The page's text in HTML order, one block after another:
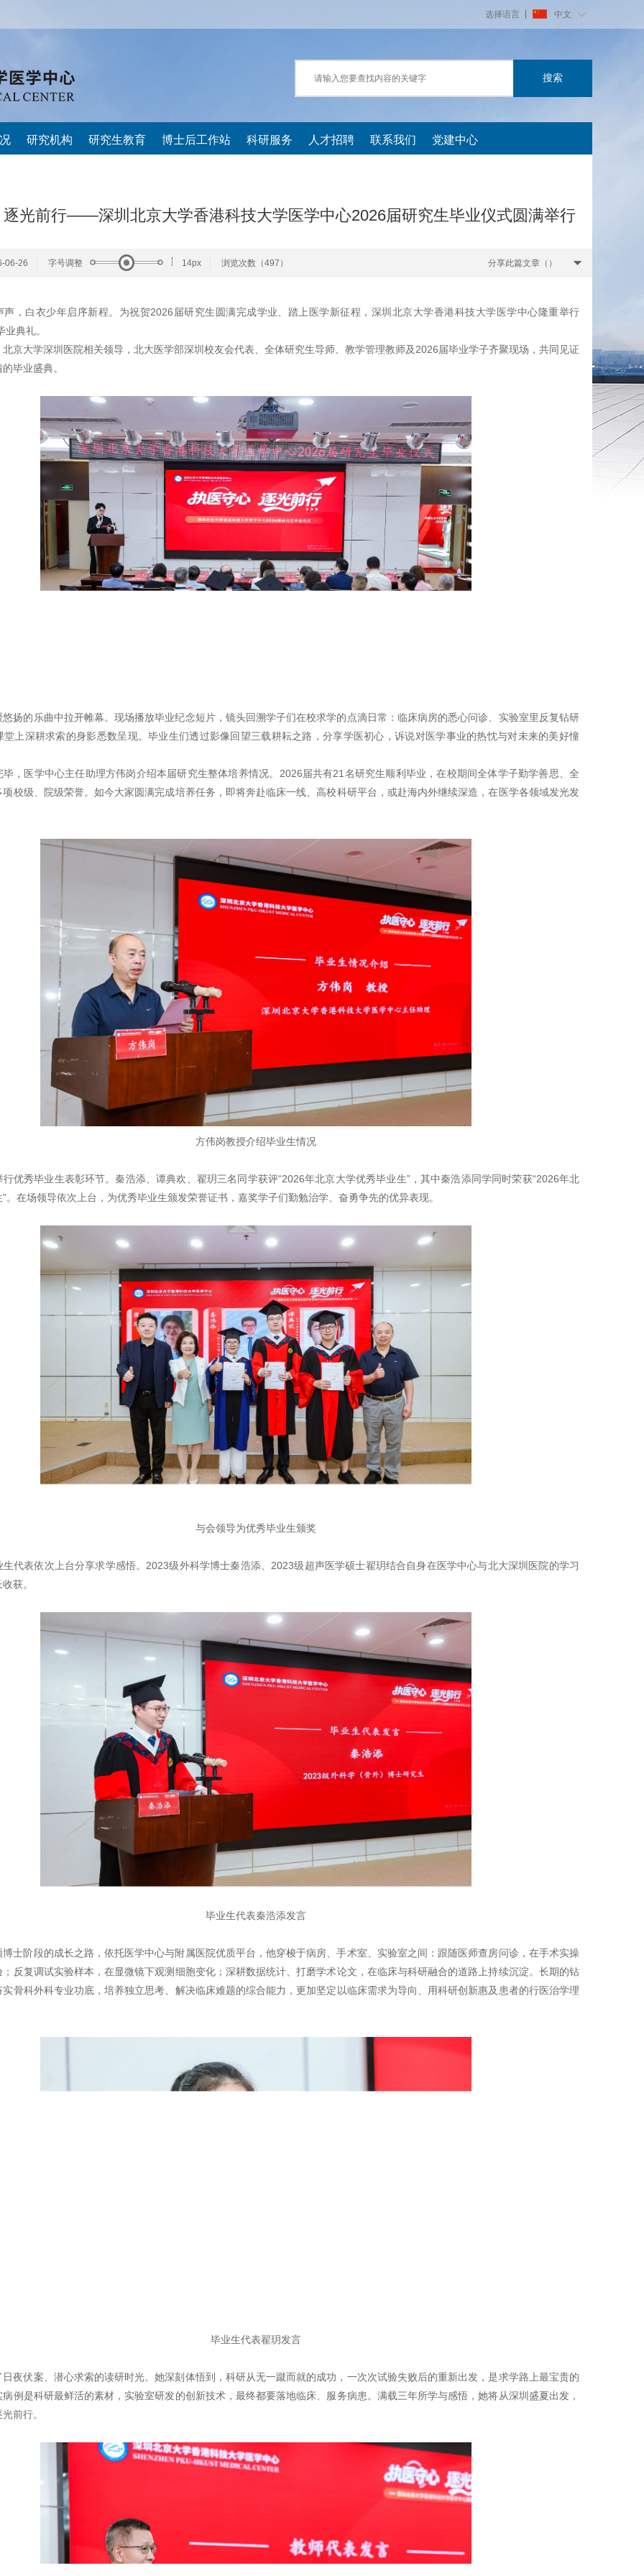
选择语言 中文
研究机构 研究生教育 博士后工作站 科研服务 人才招聘 联系我们 党建中心
逐光前行——深圳北京大学香港科技大学医学中心2026届研究生毕业仪式圆满举行
06-26 字号调整 14px 浏览次数（497） 分享此篇文章（ ）
声，白衣少年启序新程。为祝贺2026届研究生圆满完成学业、踏上医学新征程，深圳北京大学香港科技大学医学中心隆重举行
典礼。
北京大学深圳医院相关领导，北大医学部深圳校友会代表、全体研究生导师、教学管理教师及2026届毕业学子齐聚现场，共同见证
毕业盛典。
悠扬的乐曲中拉开帷幕。现场播放毕业纪念短片，镜头回溯学子们在校求学的点滴日常：临床病房的悉心问诊、实验室里反复钻研
堂上深耕求索的身影悉数呈现。毕业生们透过影像回望三载耕耘之路，分享学医初心，诉说对医学事业的热忱与对未来的美好憧
毕，医学中心主任助理方伟岗介绍本届研究生整体培养情况。2026届共有21名研究生顺利毕业，在校期间全体学子勤学善思、全
校级、院级荣誉。如今大家圆满完成培养任务，即将奔赴临床一线、高校科研平台，或赴海内外继续深造，在医学各领域发光发
方伟岗教授介绍毕业生情况
行优秀毕业生表彰环节。秦浩添、谭典欢、翟玥三名同学获评“2026年北京大学优秀毕业生”，其中秦浩添同学同时荣获“2026年北
。在场领导依次上台，为优秀毕业生颁发荣誉证书，嘉奖学子们勤勉治学、奋勇争先的优异表现。
与会领导为优秀毕业生颁奖
生代表依次上台分享求学感悟。2023级外科学博士秦浩添、2023级超声医学硕士翟玥结合自身在医学中心与北大深圳医院的学习
获。
毕业生代表秦浩添发言
博士阶段的成长之路，依托医学中心与附属医院优质平台，他穿梭于病房、手术室、实验室之间：跟随医师查房问诊，在手术实操
反复调试实验样本，在显微镜下观测细胞变化；深耕数据统计、打磨学术论文，在临床与科研融合的道路上持续沉淀。长期的钻
骨科外科专业功底，培养独立思考、解决临床难题的综合能力，更加坚定以临床需求为导向、用科研创新惠及患者的行医治学理
毕业生代表翟玥发言
日夜伏案、潜心求索的读研时光。她深刻体悟到，科研从无一蹴而就的成功，一次次试验失败后的重新出发，是求学路上最宝贵的
病例是科研最鲜活的素材，实验室研发的创新技术，最终都要落地临床、服务病患。满载三年所学与感悟，她将从深圳盛夏出发，
前行。